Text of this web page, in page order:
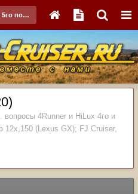
Тех. вопросы 4Runner и HiLux 4го и 5го поколения; Landсruiser Prado 12x,150 (Lexus GX); FJ Cruiser, Fortuner и Tacoma
вопросы 4Runner и HiLux 4го и
12x,150 (Lexus GX); FJ Cruiser,